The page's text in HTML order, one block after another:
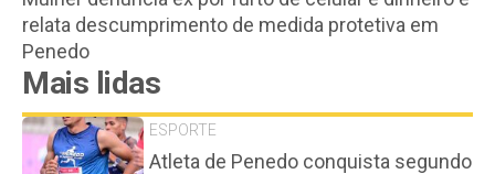
relata descumprimento de medida protetiva em
Penedo
Mais lidas
ESPORTE
Atleta de Penedo conquista segundo